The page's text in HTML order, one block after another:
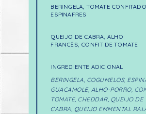
BERINGELA, TOMATE CONFITADO,
ESPINAFRES
QUEIJO DE CABRA, ALHO
FRANCÊS, CONFIT DE TOMATE
INGREDIENTE ADICIONAL
BERINGELA, COGUMELOS,
GUACAMOLE, ALHO-PORRO,
TOMATE, CHEDDAR, QUEIJO DE
CABRA, QUEIJO EMMENTAL